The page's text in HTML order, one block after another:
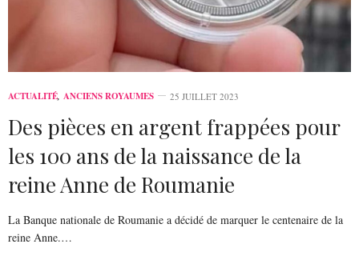
ACTUALITÉ, ANCIENS ROYAUMES 25 JUILLET 2023
Des pièces en argent frappées pour
les 100 ans de la naissance de la
reine Anne de Roumanie
La Banque nationale de Roumanie a décidé de marquer le centenaire de la
reine Anne.…